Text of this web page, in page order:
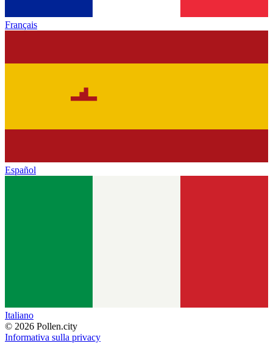
Français
Español
Italiano
© 2026 Pollen.city
Informativa sulla privacy